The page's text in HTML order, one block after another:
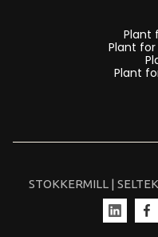
Plant
Plant
Plant
STOKKERMILL |